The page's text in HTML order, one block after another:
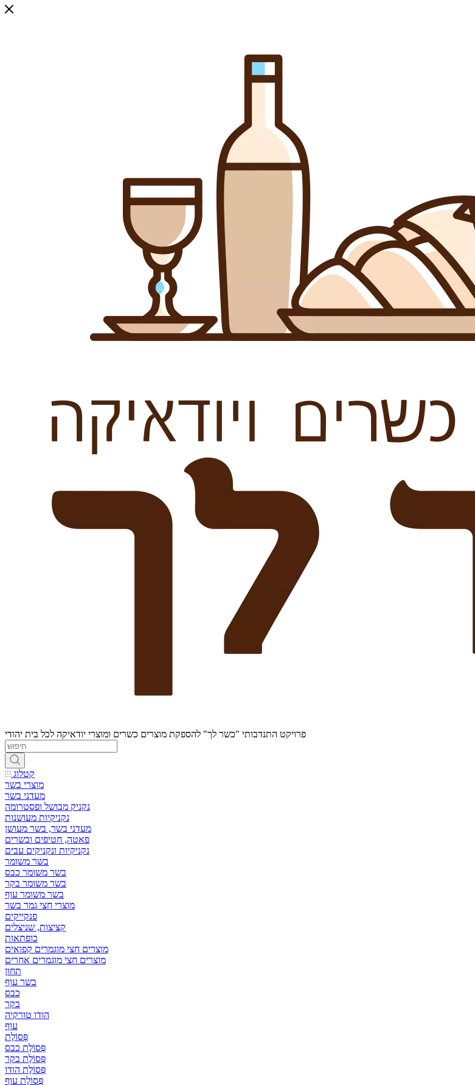
פרויקט התנדבותי "כשר לך" להספקת מוצרים כשרים ומוצרי יודאיקה לכל בית יהודי
קטלוג
מוצרי בשר
מעדני בשר
נקניק מבושל ופסטרומה
נקניקיות מעושנות
מעדני בשר, בשר מעושן
פאטה, חטיפים ובשרים
נקניקיות ונקניקים עבים
בשר משומר
בשר משומר כבס
בשר משומר בקר
בשר משומר עוף
מוצרי חצי גמר בשר
פנקייקים
קציצות, שניצלים
כופתאות
מוצרים חצי מוגמרים קפואים
מוצרים חצי מוגמרים אחרים
תחון
בשר עוף
כבס
בקר
הודו טורקיה
עוף
פְּסוֹלֶת
פְּסוֹלֶת כבס
פְּסוֹלֶת בקר
פְּסוֹלֶת הודו
פְּסוֹלֶת עוף